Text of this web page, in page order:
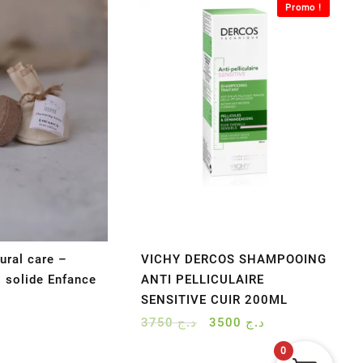
care –
solide Enfance
Promo !
VICHY DERCOS SHAMPOOING
ANTI PELLICULAIRE
SENSITIVE CUIR 200ML
د.ج3750
Le
د.ج
prix
actuel
0